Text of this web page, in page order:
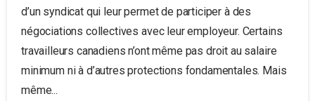
d’un syndicat qui leur permet de participer à des
négociations collectives avec leur employeur. Certains
travailleurs canadiens n’ont même pas droit au salaire
minimum ni à d’autres protections fondamentales. Mais
même...